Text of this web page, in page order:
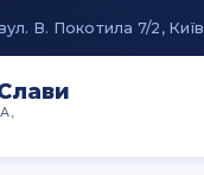
В. Покотила 7/2, Київ